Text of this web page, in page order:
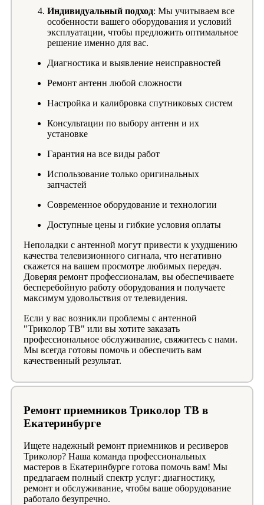
Индивидуальный подход: Мы учитываем все
особенности вашего оборудования и условий
эксплуатации, чтобы предложить оптимальное
решение именно для вас.
Диагностика и выявление неисправностей
Ремонт антенн любой сложности
Настройка и калибровка спутниковых систем
Консультации по выбору антенн и их
установке
Гарантия на все виды работ
Использование только оригинальных
запчастей
Современное оборудование и технологии
Доступные цены и гибкие условия оплаты
Неполадки с антенной могут привести к ухудшению
качества телевизионного сигнала, что негативно
скажется на вашем просмотре любимых передач.
Доверяя ремонт профессионалам, вы обеспечиваете
бесперебойную работу оборудования и получаете
максимум удовольствия от телевидения.
Если у вас возникли проблемы с антенной
"Триколор ТВ" или вы хотите заказать
профессиональное обслуживание, свяжитесь с нами.
Мы всегда готовы помочь и обеспечить вам
качественный результат.
Ремонт приемников Триколор ТВ в
Екатеринбурге
Ищете надежный ремонт приемников и ресиверов
Триколор? Наша команда профессиональных
мастеров в Екатеринбурге готова помочь вам! Мы
предлагаем полный спектр услуг: диагностику,
ремонт и обслуживание, чтобы ваше оборудование
работало безупречно.